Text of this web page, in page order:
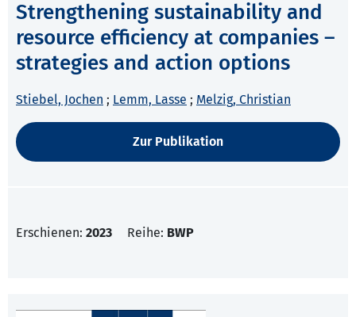
Strengthening sustainability and
resource efficiency at companies –
strategies and action options
Stiebel, Jochen ; Lemm, Lasse ; Melzig, Christian
Zur Publikation
Erschienen: 2023 Reihe: BWP